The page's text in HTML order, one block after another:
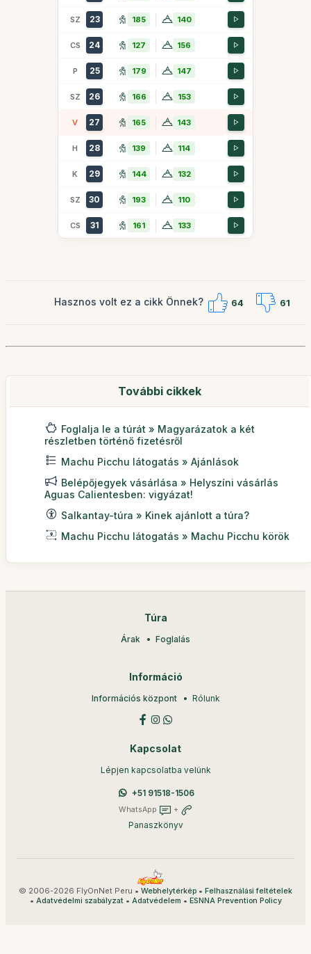
SZ 23 185 140
CS 24 127 156
P 25 179 147
SZ 26 166 153
V 27 165 143
H 28 139 114
K 29 144 132
SZ 30 193 110
CS 31 161 133
Hasznos volt ez a cikk Önnek? 64 61
További cikkek
Foglalja le a túrát » Magyarázatok a két
részletben történő fizetésről
Machu Picchu látogatás » Ajánlások
Belépőjegyek vásárlása » Helyszíni vásárlás
Aguas Calientesben: vigyázat!
Salkantay-túra » Kinek ajánlott a túra?
Machu Picchu látogatás » Machu Picchu körök
Túra
Árak Foglalás
Információ
Információs központ Rólunk
Kapcsolat
Lépjen kapcsolatba velünk
+51 91518-1506
WhatsApp +
Panaszkönyv
© 2006-2026 FlyOnNet Peru • Webhelytérkép • Felhasználási feltételek
• Adatvédelmi szabályzat• Adatvédelem • ESNNA Prevention Policy